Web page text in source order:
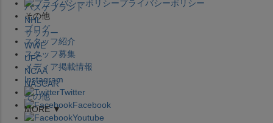
プライバシーポリシー
その他
ブログ
スタッフ紹介
スタッフ募集
メディア掲載情報
Instagram
Twitter
Facebook
Youtube
バスケブランド
NHL
サッカー
WWE
UFC
NCAA
NASCAR
その他
MORE ▼